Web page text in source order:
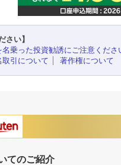
さい】
名乗った投資勧誘にご注意くださ
引について
著作権について
てのご紹介